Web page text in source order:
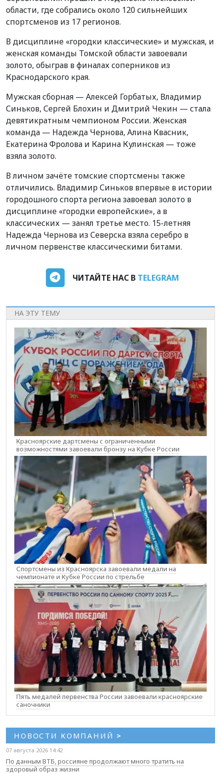
области, где собрались около 120 сильнейших
спортсменов из 17 регионов.
В дисциплине «городки классические» и мужская, и
женская команды Томской области завоевали
золото, обыграв в финалах соперников из
Краснодарского края.
Мужская сборная — Алексей Горбатых, Владимир
Синьков, Сергей Блохин и Дмитрий Чекин — стала
девятикратным чемпионом России. Женская
команда — Надежда Чернова, Алина Квасник,
Екатерина Фролова и Карина Кулинская — тоже
взяла золото.
В личном зачёте томские спортсмены также
отличились. Владимир Синьков впервые в истории
городошного спорта региона завоевал золото в
дисциплине «городки европейские», а в
классических — занял третье место. 15-летняя
Надежда Чернова из Северска взяла серебро в
личном первенстве классическими битами.
ЧИТАЙТЕ НАС В TELEGRAM
НА ЭТУ ТЕМУ
Красноярские дартсмены с ограниченными
возможностями завоевали бронзу на Кубке России
Спортсмены из Красноярска завоевали медали на
чемпионате и Кубке России по стрельбе
Пять медалей первенства России завоевали красноярские
саночники
НОВОСТИ КОМПАНИЙ >
07 августа 2026 14:42
По данным ВТБ, россияне продолжают много тратить на
здоровый образ жизни